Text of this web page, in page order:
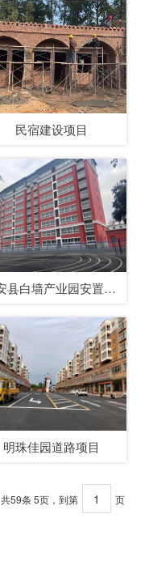
民宿建设项目
新安县白墙产业园安置小区项目
明珠佳园道路项目
共59条 5页，到第 页